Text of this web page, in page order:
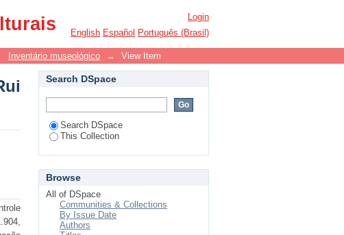
Barbosa
Login
English Español Português (Brasil)
Inventário museológico → View Item
Search DSpace
Search DSpace
This Collection
Browse
All of DSpace
Communities & Collections
By Issue Date
Authors